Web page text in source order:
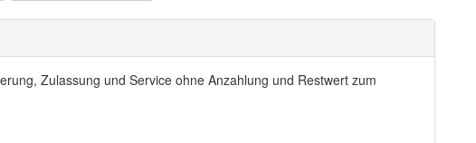
Zulassung und Service ohne Anzahlung und Restwert zum